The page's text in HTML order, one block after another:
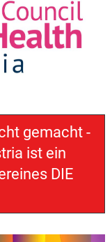
gemacht -
ist ein
DIE